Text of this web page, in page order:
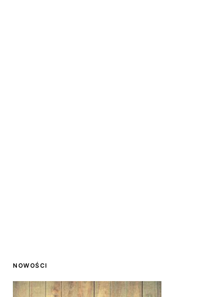
NOWOŚCI